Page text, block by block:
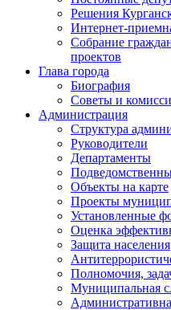
Решения
Интернет-
Собрание
проектов
Глава города
Биография
Советы и
Администрация
Структура
Руководители
Департаменты
Объекты на карте
Проекты
Установленные
Оценка
Защита населения
Полномочия,
Муниципальная